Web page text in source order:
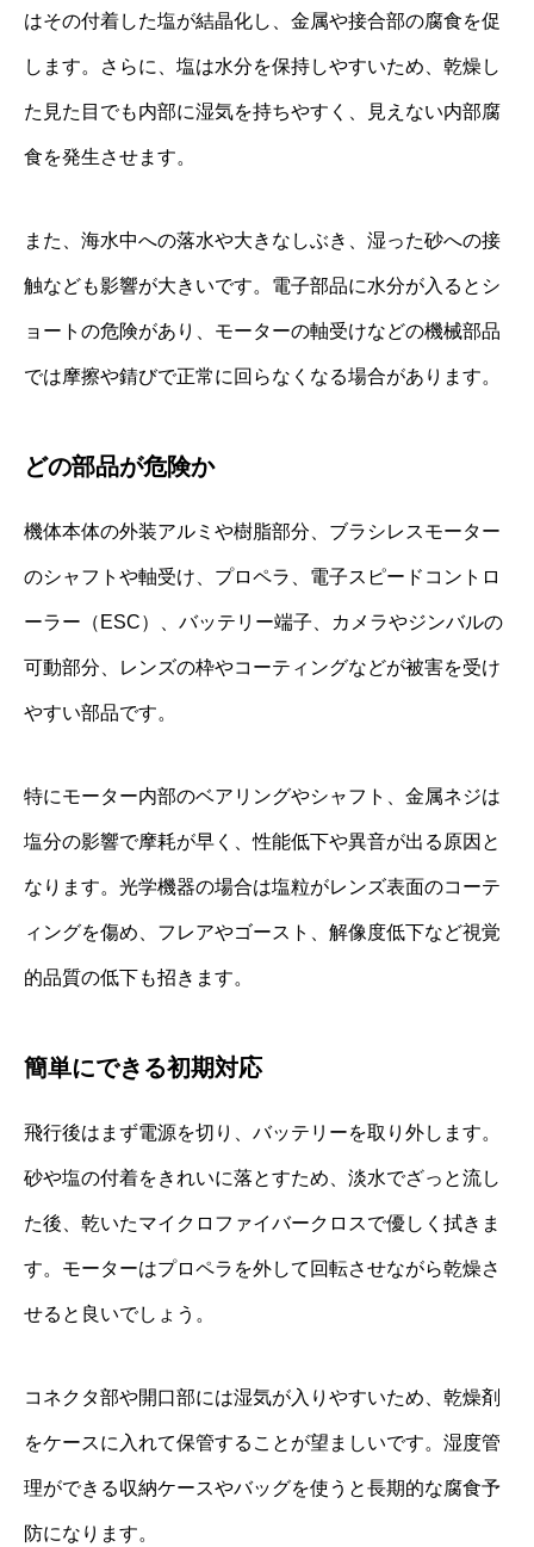
はその付着した塩が結晶化し、金属や接合部の腐食を促
します。さらに、塩は水分を保持しやすいため、乾燥し
た見た目でも内部に湿気を持ちやすく、見えない内部腐
食を発生させます。
また、海水中への落水や大きなしぶき、湿った砂への接
触なども影響が大きいです。電子部品に水分が入るとシ
ョートの危険があり、モーターの軸受けなどの機械部品
では摩擦や錆びで正常に回らなくなる場合があります。
どの部品が危険か
機体本体の外装アルミや樹脂部分、ブラシレスモーター
のシャフトや軸受け、プロペラ、電子スピードコントロ
ーラー（ESC）、バッテリー端子、カメラやジンバルの
可動部分、レンズの枠やコーティングなどが被害を受け
やすい部品です。
特にモーター内部のベアリングやシャフト、金属ネジは
塩分の影響で摩耗が早く、性能低下や異音が出る原因と
なります。光学機器の場合は塩粒がレンズ表面のコーテ
ィングを傷め、フレアやゴースト、解像度低下など視覚
的品質の低下も招きます。
簡単にできる初期対応
飛行後はまず電源を切り、バッテリーを取り外します。
砂や塩の付着をきれいに落とすため、淡水でざっと流し
た後、乾いたマイクロファイバークロスで優しく拭きま
す。モーターはプロペラを外して回転させながら乾燥さ
せると良いでしょう。
コネクタ部や開口部には湿気が入りやすいため、乾燥剤
をケースに入れて保管することが望ましいです。湿度管
理ができる収納ケースやバッグを使うと長期的な腐食予
防になります。